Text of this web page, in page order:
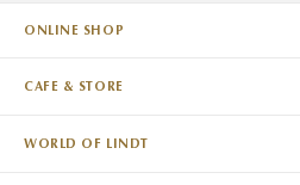
ONLINE SHOP
CAFE & STORE
WORLD OF LINDT